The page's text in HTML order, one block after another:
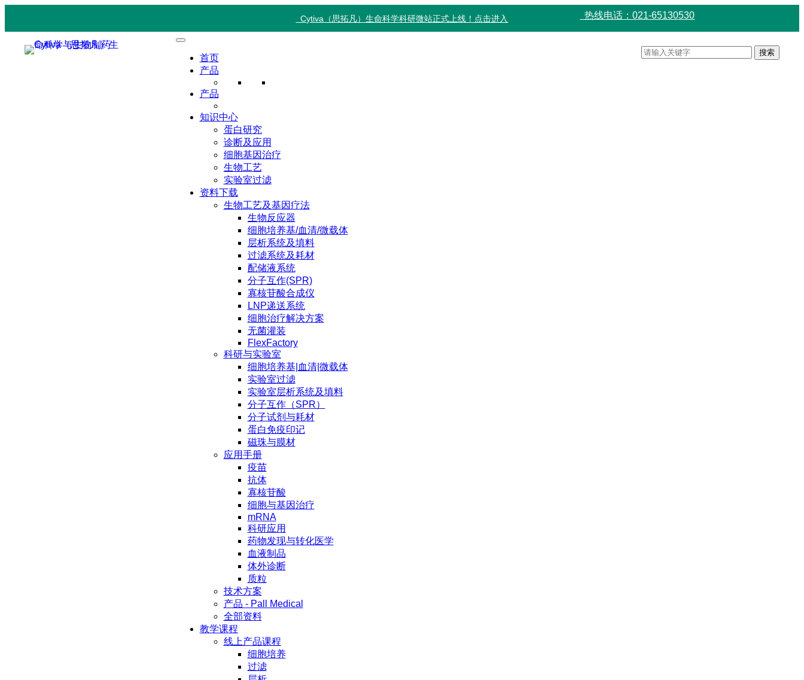
Cytiva（思拓凡）生命科学科研微站正式上线！点击进入 热线电话：021-65130530
首页
产品
产品
知识中心
蛋白研究
诊断及应用
细胞基因治疗
生物工艺
实验室过滤
资料下载
生物工艺及基因疗法
生物反应器
细胞培养基/血清/微载体
层析系统及填料
过滤系统及耗材
配储液系统
分子互作(SPR)
寡核苷酸合成仪
LNP递送系统
细胞治疗解决方案
无菌灌装
FlexFactory
科研与实验室
细胞培养基|血清|微载体
实验室过滤
实验室层析系统及填料
分子互作（SPR）
分子试剂与耗材
蛋白免疫印记
磁珠与膜材
应用手册
疫苗
抗体
寡核苷酸
细胞与基因治疗
mRNA
科研应用
药物发现与转化医学
血液制品
体外诊断
质粒
技术方案
产品 - Pall Medical
全部资料
教学课程
线上产品课程
细胞培养
过滤